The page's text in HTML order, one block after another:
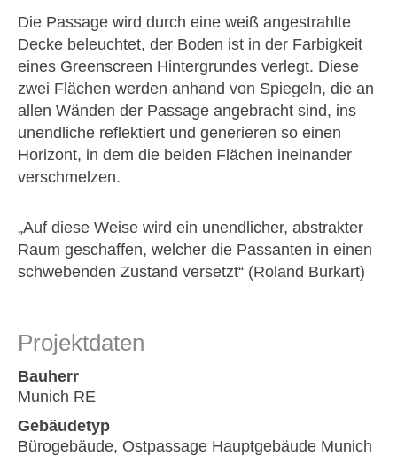
Die Passage wird durch eine weiß angestrahlte
Decke beleuchtet, der Boden ist in der Farbigkeit
eines Greenscreen Hintergrundes verlegt. Diese
zwei Flächen werden anhand von Spiegeln, die an
allen Wänden der Passage angebracht sind, ins
unendliche reflektiert und generieren so einen
Horizont, in dem die beiden Flächen ineinander
verschmelzen.
„Auf diese Weise wird ein unendlicher, abstrakter
Raum geschaffen, welcher die Passanten in einen
schwebenden Zustand versetzt“ (Roland Burkart)
Projektdaten
Bauherr
Munich RE
Gebäudetyp
Bürogebäude, Ostpassage Hauptgebäude Munich